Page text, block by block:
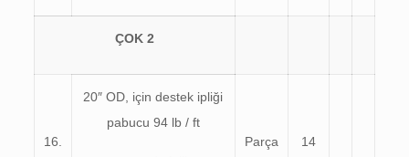
ÇOK 2
16.
20″ OD, için destek ipliği
pabucu 94 lb / ft
Parça 14